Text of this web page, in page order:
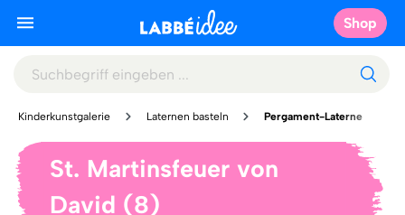
Shop
Kinderkunstgalerie Laternen basteln Pergament-Laterne
St. Martinsfeuer von
David (8)